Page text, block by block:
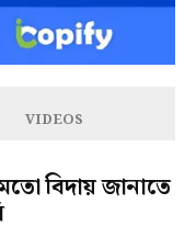
VIDEOS
বিদায় জানাতে